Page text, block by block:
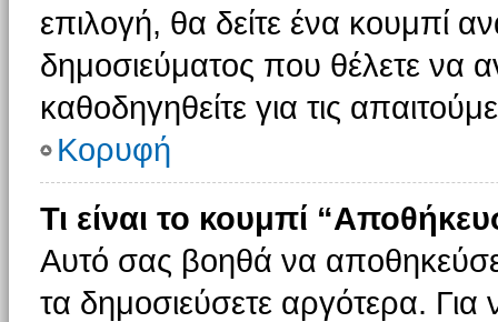
επιλογή, θα δείτε ένα κουμπί
δημοσιεύματος που θέλετε να
καθοδηγηθείτε για τις
Κορυφή
Τι είναι το κουμπί
Αυτό σας βοηθά να
τα δημοσιεύσετε αργότερα.